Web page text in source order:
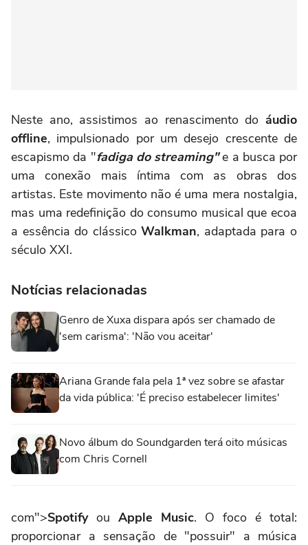
Neste ano, assistimos ao renascimento do áudio
offline, impulsionado por um desejo crescente de
escapismo da "fadiga do streaming"e a busca por
uma conexão mais íntima com as obras dos
artistas. Este movimento não é uma mera nostalgia,
mas uma redefinição do consumo musical que ecoa
a essência do clássicoWalkman, adaptada para o
século XXI.
Notícias relacionadas
Genro de Xuxa dispara após ser chamado de
'sem carisma': 'Não vou aceitar'
Ariana Grande fala pela 1ª vez sobre se afastar
da vida pública: 'É preciso estabelecer limites'
Novo álbum do Soundgarden terá oito músicas
com Chris Cornell
com">Spotifyou Apple Music. O foco é total:
proporcionar a sensação de "possuir" a música